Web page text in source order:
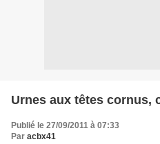
Urnes aux têtes cornus,
Publié le 27/09/2011 à 07:33
Par acbx41